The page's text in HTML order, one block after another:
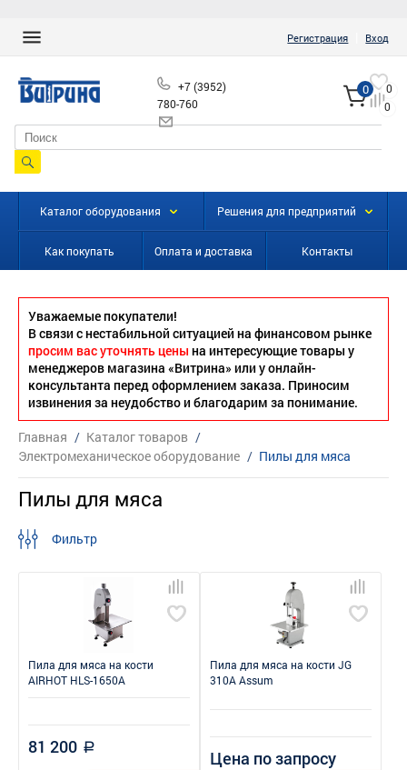
Регистрация Вход
+7 (3952)
780-760
0
0
0
Каталог оборудования Решения для предприятий
Как покупать Оплата и доставка Контакты
Уважаемые покупатели!
В связи с нестабильной ситуацией на финансовом рынке
просим вас уточнять цены на интересующие товары у
менеджеров магазина «Витрина» или у онлайн-
консультанта перед оформлением заказа. Приносим
извинения за неудобство и благодарим за понимание.
Главная / Каталог товаров /
Электромеханическое оборудование / Пилы для мяса
Пилы для мяса
Фильтр
Пила для мяса на кости
AIRHOT HLS-1650A
81 200 a
Пила для мяса на кости JG
310A Assum
Цена по запросу